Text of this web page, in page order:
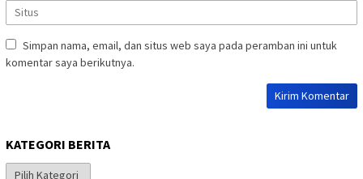
Simpan nama, email, dan situs web saya pada peramban ini untuk
komentar saya berikutnya.
KATEGORI BERITA
Kategori